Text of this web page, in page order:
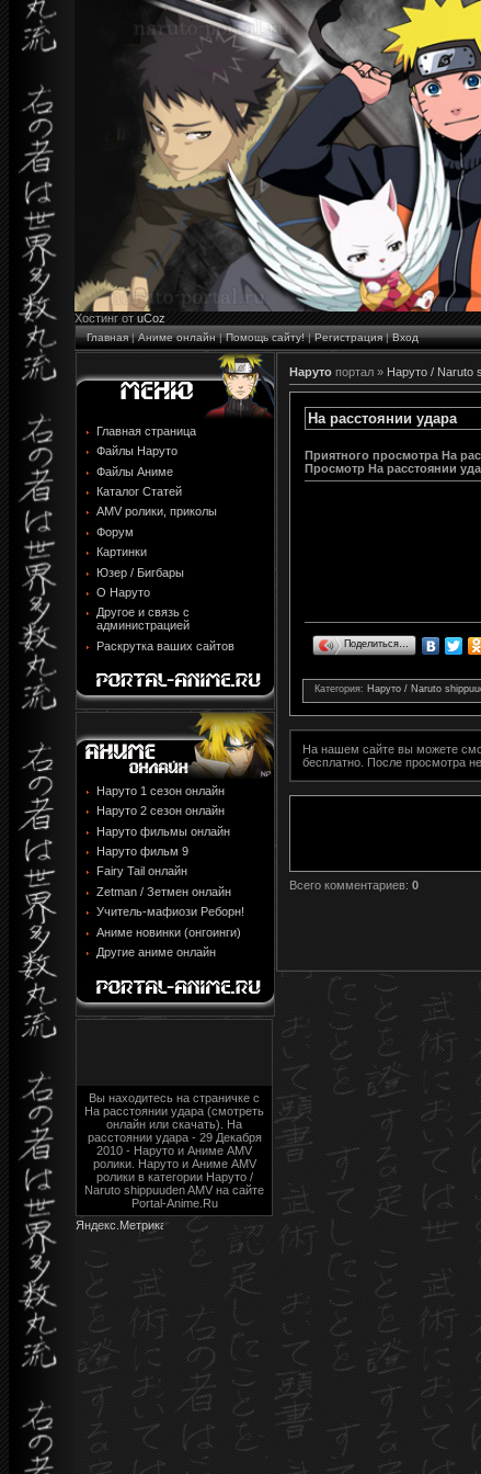
Хостинг от uCoz
Главная|Аниме онлайн|Помощь сайту!|Регистрация|Вход
Главная страница
Файлы Наруто
Файлы Аниме
Каталог Статей
AMV ролики, приколы
Форум
Картинки
Юзер / Бигбары
О Наруто
Другое и связь с
администрацией
Раскрутка ваших сайтов
Наруто 1 сезон онлайн
Наруто 2 сезон онлайн
Наруто фильмы онлайн
Наруто фильм 9
Fairy Tail онлайн
Zetman / Зетмен онлайн
Учитель-мафиози Реборн!
Аниме новинки (онгоинги)
Другие аниме онлайн
Вы находитесь на страничке с
На расстоянии удара (смотреть
онлайн или скачать). На
расстоянии удара - 29 Декабря
2010 - Наруто и Аниме AMV
ролики. Наруто и Аниме AMV
ролики в категории Наруто /
Naruto shippuuden AMV на сайте
Portal-Anime.Ru
Наруто портал » Наруто / Naruto
На расстоянии удара
Приятного просмотра На
Просмотр На расстоянии
Поделиться…
Категория: Наруто / Naruto
На нашем сайте вы можете
бесплатно. После просмотра
Всего комментариев: 0